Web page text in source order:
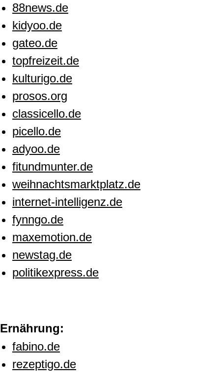
88news.de
kidyoo.de
gateo.de
topfreizeit.de
kulturigo.de
prosos.org
classicello.de
picello.de
adyoo.de
fitundmunter.de
weihnachtsmarktplatz.de
internet-intelligenz.de
fynngo.de
maxemotion.de
newstag.de
politikexpress.de
Ernährung:
fabino.de
rezeptigo.de